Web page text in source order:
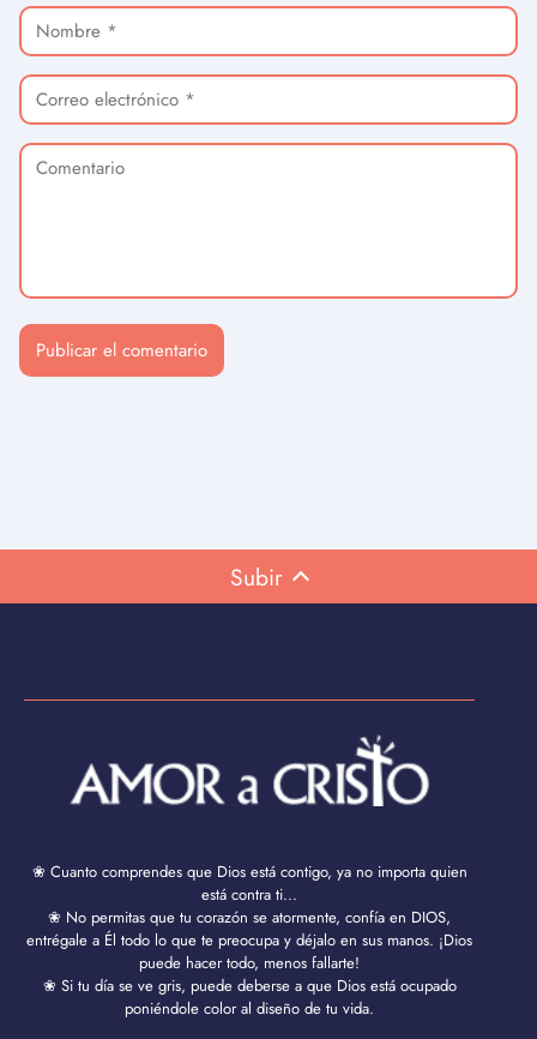
Subir
❀ Cuanto comprendes que Dios está contigo, ya no importa quien
está contra ti...
❀ No permitas que tu corazón se atormente, confía en DIOS,
entrégale a Él todo lo que te preocupa y déjalo en sus manos. ¡Dios
puede hacer todo, menos fallarte!
❀ Si tu día se ve gris, puede deberse a que Dios está ocupado
poniéndole color al diseño de tu vida.